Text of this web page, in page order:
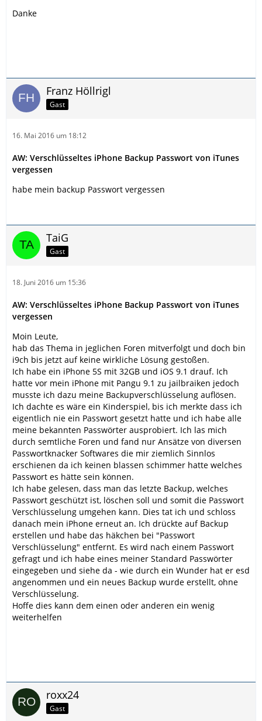
Danke
Franz Höllrigl
Gast
16. Mai 2016 um 18:12
AW: Verschlüsseltes iPhone Backup Passwort von iTunes
vergessen
habe mein backup Passwort vergessen
TaiG
Gast
18. Juni 2016 um 15:36
AW: Verschlüsseltes iPhone Backup Passwort von iTunes
vergessen
Moin Leute,
hab das Thema in jeglichen Foren mitverfolgt und doch bin
i9ch bis jetzt auf keine wirkliche Lösung gestoßen.
Ich habe ein iPhone 5S mit 32GB und iOS 9.1 drauf. Ich
hatte vor mein iPhone mit Pangu 9.1 zu jailbraiken jedoch
musste ich dazu meine Backupverschlüsselung auflösen.
Ich dachte es wäre ein Kinderspiel, bis ich merkte dass ich
eigentlich nie ein Passwort gesetzt hatte und ich habe alle
meine bekannten Passwörter ausprobiert. Ich las mich
durch semtliche Foren und fand nur Ansätze von diversen
Passwortknacker Softwares die mir ziemlich Sinnlos
erschienen da ich keinen blassen schimmer hatte welches
Passwort es hätte sein können.
Ich habe gelesen, dass man das letzte Backup, welches
Passwort geschützt ist, löschen soll und somit die Passwort
Verschlüsselung umgehen kann. Dies tat ich und schloss
danach mein iPhone erneut an. Ich drückte auf Backup
erstellen und habe das häkchen bei "Passwort
Verschlüsselung" entfernt. Es wird nach einem Passwort
gefragt und ich habe eines meiner Standard Passwörter
eingegeben und siehe da - wie durch ein Wunder hat er esd
angenommen und ein neues Backup wurde erstellt, ohne
Verschlüsselung.
Hoffe dies kann dem einen oder anderen ein wenig
weiterhelfen
roxx24
Gast